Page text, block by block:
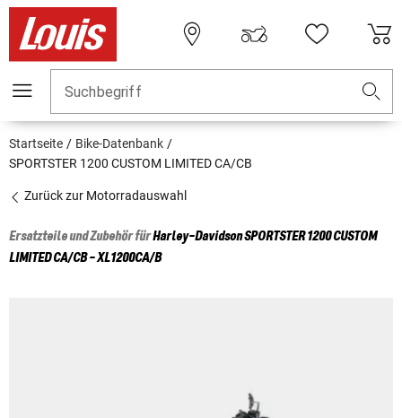
Suchbegriff
Startseite
Bike-Datenbank
SPORTSTER 1200 CUSTOM LIMITED CA/CB
Zurück zur Motorradauswahl
Ersatzteile und Zubehör fürHarley-DavidsonSPORTSTER 1200 CUSTOM
LIMITED CA/CB - XL1200CA/B